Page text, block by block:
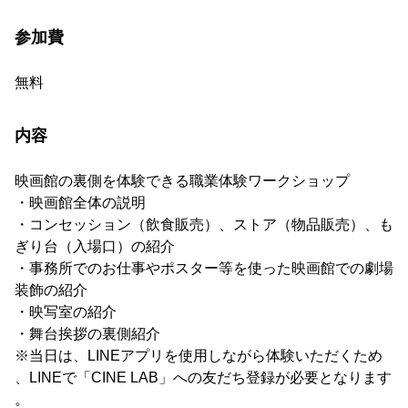
参加費
無料
内容
映画館の裏側を体験できる職業体験ワークショップ
・映画館全体の説明
・コンセッション（飲食販売）、ストア（物品販売）、も
ぎり台（入場口）の紹介
・事務所でのお仕事やポスター等を使った映画館での劇場
装飾の紹介
・映写室の紹介
・舞台挨拶の裏側紹介
※当日は、LINEアプリを使用しながら体験いただくため
、LINEで「CINE LAB」への友だち登録が必要となります
。